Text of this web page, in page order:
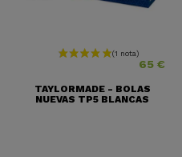
Precio 65 €
TAYLORMADE - BOLAS
NUEVAS TP5 BLANCAS